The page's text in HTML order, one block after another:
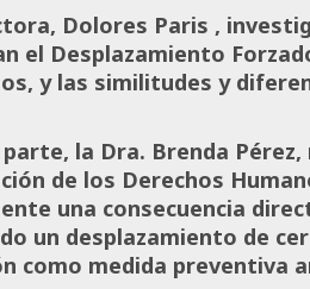
Dolores Paris ,
el Desplazamiento
y las similitudes y
parte, la Dra. Brenda
de los Derechos
una consecuencia
un desplazamiento de
como medida preventiva